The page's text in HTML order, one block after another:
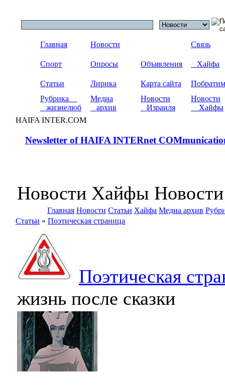
Главная Новости Связь
Спорт Опросы Объявления Хайфа
Статьи Лирика Карта сайта
Рубрика
жизнелюб
Медиа
архив
Новости
Израиля
Новости
Хайфы
HAIFA INTER.COM
Newsletter of HAIFA INTERnet
Новости Хайфы
Главная Новости Статьи Хайфа Медиа архив
Статьи » Поэтическая страница
Поэтическая
жизнь после сказки